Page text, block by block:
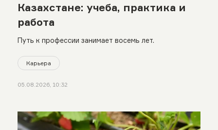
Казахстане: учеба, практика и
работа
Путь к профессии занимает восемь лет.
Карьера
05.08.2026, 10:32